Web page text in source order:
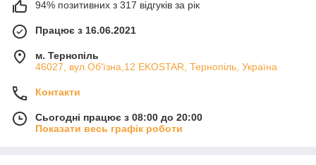
94% позитивних з 317 відгуків за рік
Працює з 16.06.2021
м. Тернопіль
46027, вул.Об'їзна,12 EKOSTAR, Тернопіль, Україна
Контакти
Сьогодні працює з 08:00 до 20:00
Показати весь графік роботи